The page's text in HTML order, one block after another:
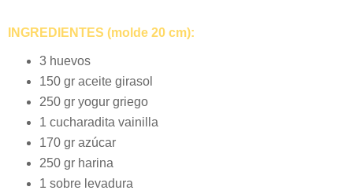
INGREDIENTES (molde 20 cm):
3 huevos
150 gr aceite girasol
250 gr yogur griego
1 cucharadita vainilla
170 gr azúcar
250 gr harina
1 sobre levadura